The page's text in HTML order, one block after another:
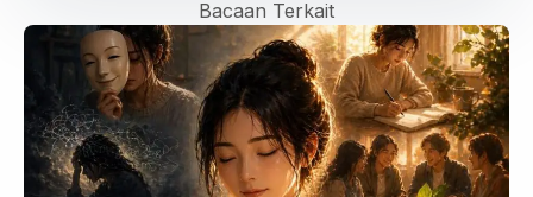
Bacaan Terkait